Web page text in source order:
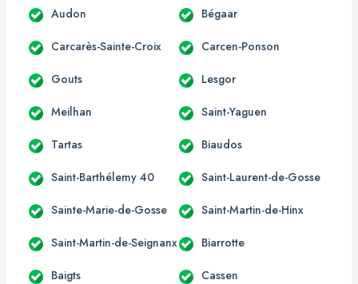
Audon Bégaar
Carcarès-Sainte-Croix Carcen-Ponson
Gouts Lesgor
Meilhan Saint-Yaguen
Tartas Biaudos
Saint-Barthélemy 40 Saint-Laurent-de-Gosse
Sainte-Marie-de-Gosse Saint-Martin-de-Hinx
Saint-Martin-de-Seignanx Biarrotte
Baigts Cassen